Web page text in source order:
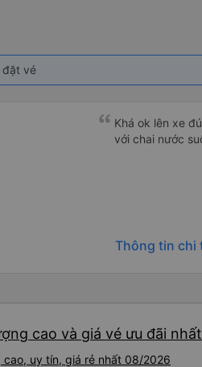
đặt vé
Khá ok lên xe
với chai nước
Thông tin chi
cao và giá vé ưu đãi
cao, uy tín, giá rẻ nhất 08/2026